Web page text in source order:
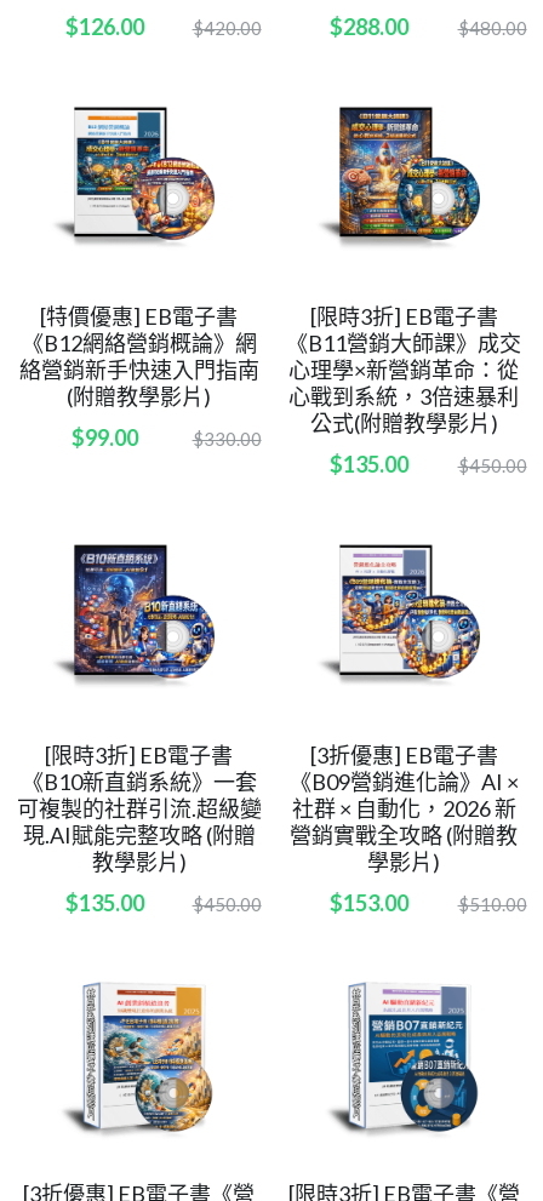
$126.00
$420.00
$288.00
$480.00
[特價優惠] EB電子書
《B12網絡營銷概論》網
絡營銷新手快速入門指南
(附贈教學影片)
$99.00
$330.00
[限時3折] EB電子書
《B11營銷大師課》成交
心理學×新營銷革命：從
心戰到系統，3倍速暴利
公式(附贈教學影片)
$135.00
$450.00
[限時3折] EB電子書
《B10新直銷系統》一套
可複製的社群引流.超級變
現.AI賦能完整攻略 (附贈
教學影片)
$135.00
$450.00
[3折優惠] EB電子書
《B09營銷進化論》AI ×
社群 × 自動化，2026 新
營銷實戰全攻略 (附贈教
學影片)
$153.00
$510.00
[3折優惠] EB電子書《營 [限時3折] EB電子書《營